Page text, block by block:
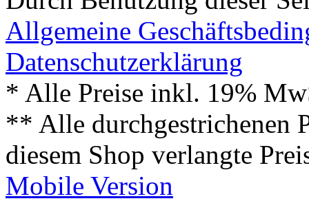
Allgemeine
Datenschutzerklärung
* Alle Preise inkl. 19%
** Alle durchgestrichenen
diesem Shop verlangte
Mobile Version